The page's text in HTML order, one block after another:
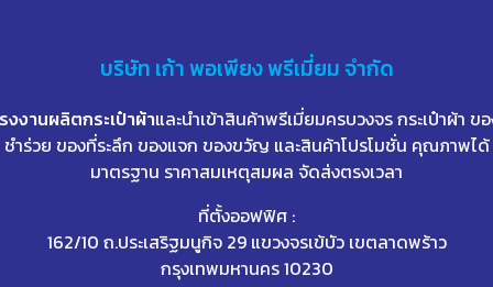
บริษัท เก้าพอเพียง พรีเมี่ยม จำกัด
งงานผลิตกระเป๋าผ้าและนำเข้าสินค้าพรีเมี่ยมครบวงจร กระเป๋าผ้า ข
ชำร่วย ของที่ระลึก ของแจก ของขวัญ และสินค้าโปรโมชั่น คุณภาพได้
มาตรฐาน ราคาสมเหตุสมผล จัดส่งตรงเวลา
ที่ตั้งออฟฟิศ :
162/10 ถ.ประเสริฐมนูกิจ 29 แขวงจรเข้บัว เขตลาดพร้าว
กรุงเทพมหานคร 10230